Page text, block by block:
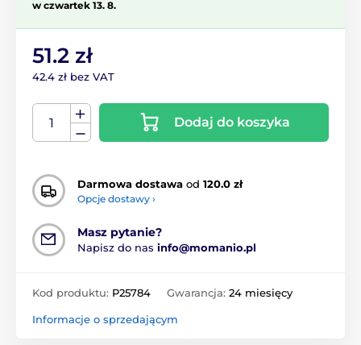
w czwartek 13. 8.
51.2 zł
42.4 zł bez VAT
Dodaj do koszyka
Darmowa dostawa od 120.0 zł
Opcje dostawy ›
Masz pytanie?
Napisz do nas info@momanio.pl
Kod produktu: P25784 Gwarancja: 24 miesięcy
Informacje o sprzedającym